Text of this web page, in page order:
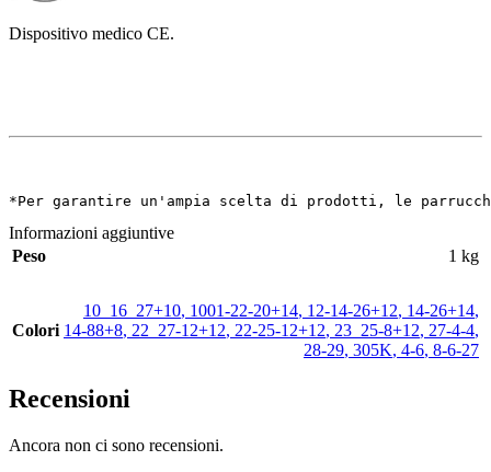
Dispositivo medico CE.
*Per garantire un'ampia scelta di prodotti, le
Informazioni aggiuntive
Peso
1 kg
Colori
10_16_27+10, 1001-22-20+14, 12-14-26+12, 14-26+14,
14-88+8, 22_27-12+12, 22-25-12+12, 23_25-8+12, 27-4-4,
28-29, 305K, 4-6, 8-6-27
Recensioni
Ancora non ci sono recensioni.